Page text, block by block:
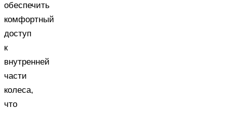
обеспечить
комфортный
доступ
к
внутренней
части
колеса,
что